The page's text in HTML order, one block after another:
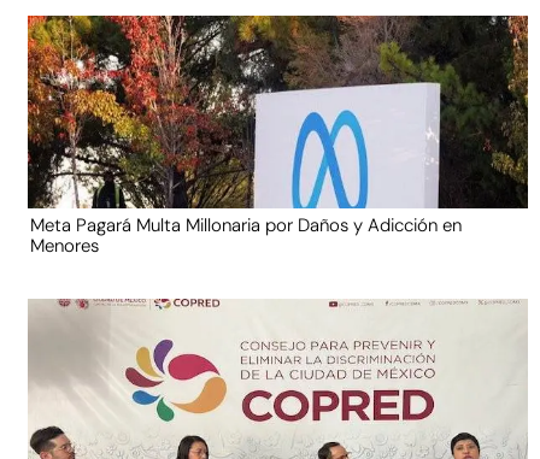
Meta Pagará Multa Millonaria por Daños y Adicción en
Menores